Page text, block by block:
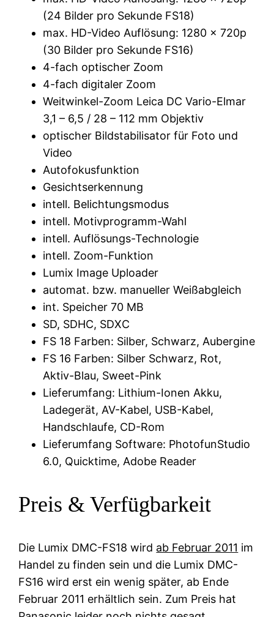
(24 Bilder pro Sekunde FS18)
max. HD-Video Auflösung: 1280 x 720p
(30 Bilder pro Sekunde FS16)
4-fach optischer Zoom
4-fach digitaler Zoom
Weitwinkel-Zoom Leica DC Vario-Elmar
3,1 – 6,5 / 28 – 112 mm Objektiv
optischer Bildstabilisator für Foto und
Video
Autofokusfunktion
Gesichtserkennung
intell. Belichtungsmodus
intell. Motivprogramm-Wahl
intell. Auflösungs-Technologie
intell. Zoom-Funktion
Lumix Image Uploader
automat. bzw. manueller Weißabgleich
int. Speicher 70 MB
SD, SDHC, SDXC
FS 18 Farben: Silber, Schwarz, Aubergine
FS 16 Farben: Silber Schwarz, Rot,
Aktiv-Blau, Sweet-Pink
Lieferumfang: Lithium-Ionen Akku,
Ladegerät, AV-Kabel, USB-Kabel,
Handschlaufe, CD-Rom
Lieferumfang Software: PhotofunStudio
6.0, Quicktime, Adobe Reader
Preis & Verfügbarkeit
Die Lumix DMC-FS18 wird ab Februar 2011 im
Handel zu finden sein und die Lumix DMC-
FS16 wird erst ein wenig später, ab Ende
Februar 2011 erhältlich sein. Zum Preis hat